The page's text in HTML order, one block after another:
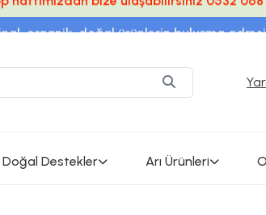
organik, doğal ürünlerin buluşma
/ instagram adresimizden en son
Doğal Destekler Arı Ürünleri